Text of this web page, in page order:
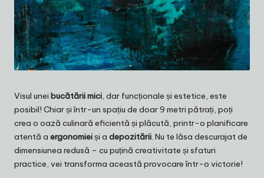
Visul unei bucătării mici, dar funcționale și estetice, este
posibil! Chiar și într-un spațiu de doar 9 metri pătrați, poți
crea o oază culinară eficientă și plăcută, printr-o planificare
atentă a ergonomieiși a depozitării. Nu te lăsa descurajat de
dimensiunea redusă – cu puțină creativitate și sfaturi
practice, vei transforma această provocare într-o victorie!